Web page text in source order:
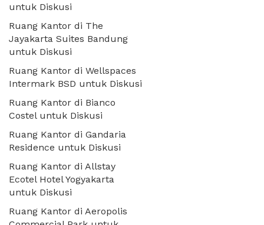
untuk Diskusi
Ruang Kantor di The
Jayakarta Suites Bandung
untuk Diskusi
Ruang Kantor di Wellspaces
Intermark BSD untuk Diskusi
Ruang Kantor di Bianco
Costel untuk Diskusi
Ruang Kantor di Gandaria
Residence untuk Diskusi
Ruang Kantor di Allstay
Ecotel Hotel Yogyakarta
untuk Diskusi
Ruang Kantor di Aeropolis